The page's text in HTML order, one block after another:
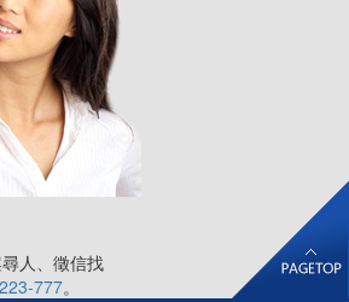
人、徵信找
777。